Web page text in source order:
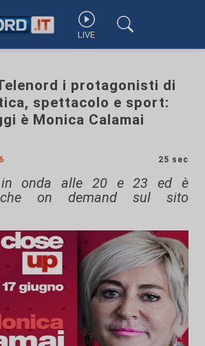
LIVE
i protagonisti di
spettacolo e sport:
è Monica Calamai
25 sec
in onda alle 20 e 23 ed è
on demand sul sito